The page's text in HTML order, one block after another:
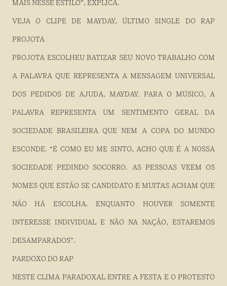
MAIS NESSE ESTILO”, EXPLICA.
VEJA O CLIPE DE MAYDAY, ÚLTIMO SINGLE DO RAP
PROJOTA
PROJOTA ESCOLHEU BATIZAR SEU NOVO TRABALHO COM
A PALAVRA QUE REPRESENTA A MENSAGEM UNIVERSAL
DOS PEDIDOS DE AJUDA, MAYDAY. PARA O MÚSICO, A
PALAVRA REPRESENTA UM SENTIMENTO GERAL DA
SOCIEDADE BRASILEIRA QUE NEM A COPA DO MUNDO
ESCONDE. “É COMO EU ME SINTO, ACHO QUE É A NOSSA
SOCIEDADE PEDINDO SOCORRO. AS PESSOAS VEEM OS
NOMES QUE ESTÃO SE CANDIDATO E MUITAS ACHAM QUE
NÃO HÁ ESCOLHA. ENQUANTO HOUVER SOMENTE
INTERESSE INDIVIDUAL E NÃO NA NAÇÃO, ESTAREMOS
DESAMPARADOS”.
PARDOXO DO RAP
NESTE CLIMA PARADOXAL ENTRE A FESTA E O PROTESTO